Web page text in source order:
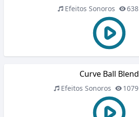
Efeitos Sonoros 638
Curve Ball Blend
Efeitos Sonoros 1079